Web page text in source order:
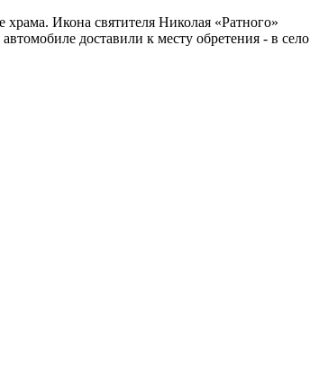
Икона святителя Николая «Ратного»
доставили к месту обретения - в село